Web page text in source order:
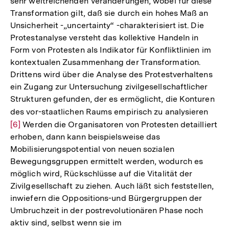
Transformation gilt, daß sie durch ein hohes Maß an
Unsicherheit -„uncertainty“ -charakterisiert ist. Die
Protestanalyse versteht das kollektive Handeln in
Form von Protesten als Indikator für Konfliktlinien im
kontextualen Zusammenhang der Transformation.
Drittens wird über die Analyse des Protestverhaltens
ein Zugang zur Untersuchung zivilgesellschaftlicher
Strukturen gefunden, der es ermöglicht, die Konturen
des vor-staatlichen Raums empirisch zu analysieren
[6] Werden die Organisatoren von Protesten detailliert
erhoben, dann kann beispielsweise das
Mobilisierungspotential von neuen sozialen
Bewegungsgruppen ermittelt werden, wodurch es
möglich wird, Rückschlüsse auf die Vitalität der
Zivilgesellschaft zu ziehen. Auch läßt sich feststellen,
inwiefern die Oppositions-und Bürgergruppen der
Umbruchzeit in der postrevolutionären Phase noch
aktiv sind, selbst wenn sie im